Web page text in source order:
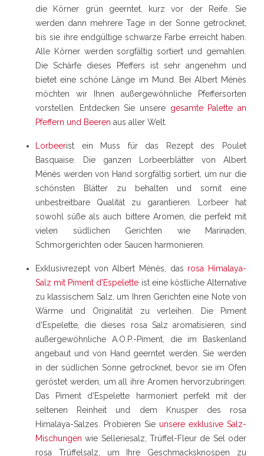
die Körner grün geerntet, kurz vor der Reife. Sie
werden dann mehrere Tage in der Sonne getrocknet,
bis sie ihre endgültige schwarze Farbe erreicht haben.
Alle Körner werden sorgfältig sortiert und gemahlen.
Die Schärfe dieses Pfeffers ist sehr angenehm und
bietet eine schöne Länge im Mund. Bei Albert Ménès
möchten wir Ihnen außergewöhnliche Pfeffersorten
vorstellen. Entdecken Sie unsere gesamte Palette an
Pfeffern und Beeren aus aller Welt.
Lorbeerist ein Muss für das Rezept des Poulet
Basquaise. Die ganzen Lorbeerblätter von Albert
Ménès werden von Hand sorgfältig sortiert, um nur die
schönsten Blätter zu behalten und somit eine
unbestreitbare Qualität zu garantieren. Lorbeer hat
sowohl süße als auch bittere Aromen, die perfekt mit
vielen südlichen Gerichten wie Marinaden,
Schmorgerichten oder Saucen harmonieren.
Exklusivrezept von Albert Ménès, das rosa Himalaya-
Salz mit Piment d'Espelette ist eine köstliche Alternative
zu klassischem Salz, um Ihren Gerichten eine Note von
Wärme und Originalität zu verleihen. Die Piment
d'Espelette, die dieses rosa Salz aromatisieren, sind
außergewöhnliche A.O.P.-Piment, die im Baskenland
angebaut und von Hand geerntet werden. Sie werden
in der südlichen Sonne getrocknet, bevor sie im Ofen
geröstet werden, um all ihre Aromen hervorzubringen.
Das Piment d'Espelette harmoniert perfekt mit der
seltenen Reinheit und dem Knusper des rosa
Himalaya-Salzes. Probieren Sie unsere exklusive Salz-
Mischungen wie Selleriesalz, Trüffel-Fleur de Sel oder
rosa Trüffelsalz, um Ihre Geschmacksknospen zu